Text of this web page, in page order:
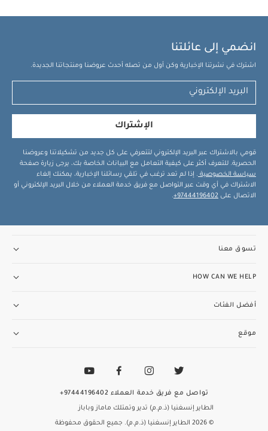
انضمي إلى عائلتنا
اشترك في نشرتنا الإخبارية وكن أول من تصله أحدث عروضنا ومنتجاتنا الجديدة.
الإشتراك
قومي بالاشتراك عبر البريد الإلكتروني لتتعرفي على كل جديد من تشكيلاتنا وعروضنا
الحصرية. للتعرف أكثر على كيفية التعامل مع البيانات الخاصة بك، يرجى زيارة صفحة
سياسة الخصوصية . إذا لم تعد ترغب في تلقي رسائلنا الإخبارية، يمكنك إلغاء
الاشتراك في أي وقت عبر التواصل مع فريق خدمة العملاء من خلال البريد الإلكتروني أو
الاتصال على 97444196402+
.
تسوق معنا
HOW CAN WE HELP
أفضل الفئات
موقع
الطاير إنسغنيا (ذ.م.م) تدير وتمتلك ماماز وباباز
© 2026 الطاير إنسغنيا (ذ.م.م). جميع الحقوق محفوظة
تواصل مع فريق خدمة العملاء 97444196402+